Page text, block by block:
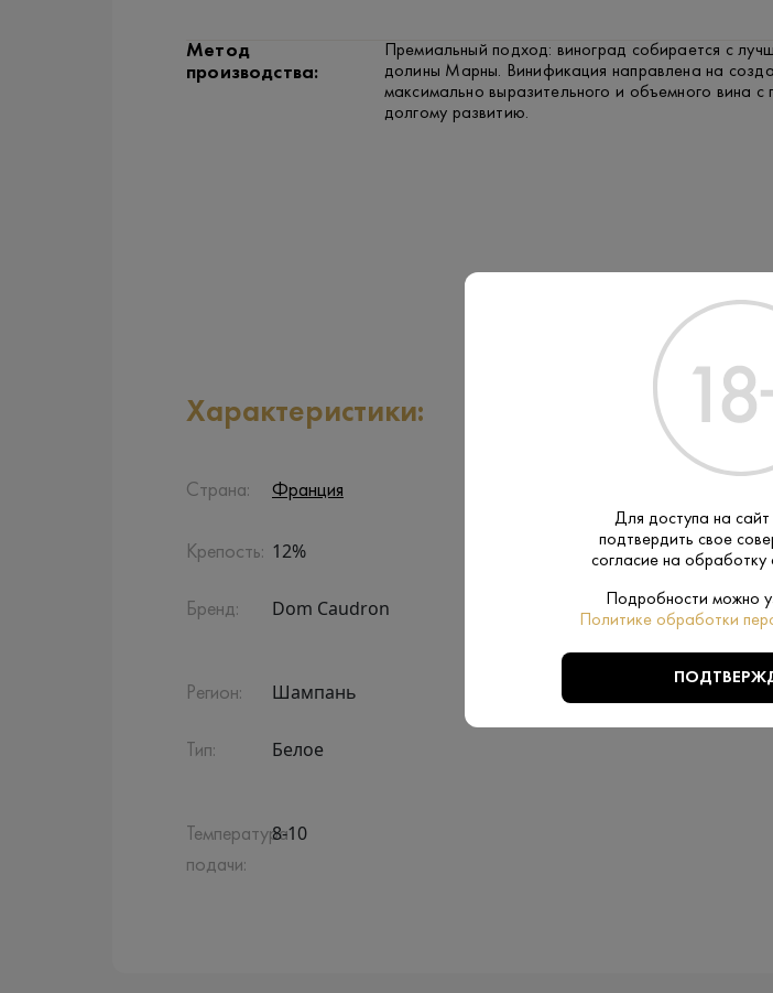
Метод
производства:
Премиальный подход: виноград собирается с
долины Марны. Винификация направлена на
максимально выразительного и объемного вина с
долгому развитию.
Характеристики:
Страна: Франция
Крепость: 12%
Бренд: Dom Caudron
Регион: Шампань
Тип: Белое
Температура
подачи:
8-10
Для доступа на
подтвердить свое
согласие на
Подробности можно
Политике обработки